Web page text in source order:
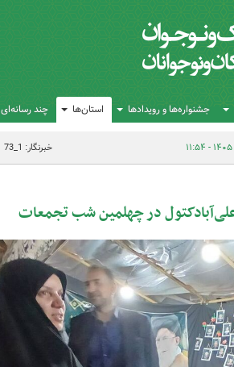
جشنواره‌ها و رویدادها استان‌ها چند رسانه‌ای
خبرنگار: 1_73
در چهلمین شب تجمعات